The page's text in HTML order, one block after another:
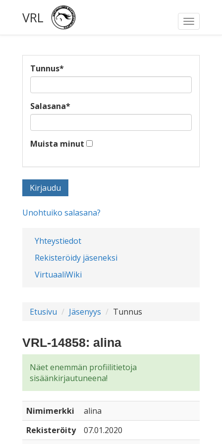
Toggle
VRL
Yhteystiedot
Rekisteröidy jäseneksi
VirtuaaliWiki
Tunnus*
Salasana*
Muista minut
Unohtuiko salasana?
Etusivu Jäsenyys Tunnus
VRL-14858: alina
Näet enemmän profiilitietoja
sisäänkirjautuneena!
Nimimerkki
alina
Rekisteröity
07.01.2020